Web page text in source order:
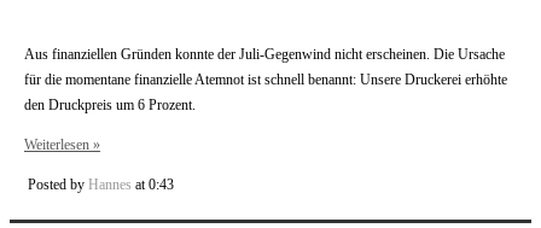
Aus finanziellen Gründen konnte der Juli-Gegenwind nicht erscheinen. Die Ursache
für die momentane finanzielle Atemnot ist schnell benannt: Unsere Druckerei erhöhte
den Druckpreis um 6 Prozent.
Weiterlesen »
Posted by Hannes at 0:43